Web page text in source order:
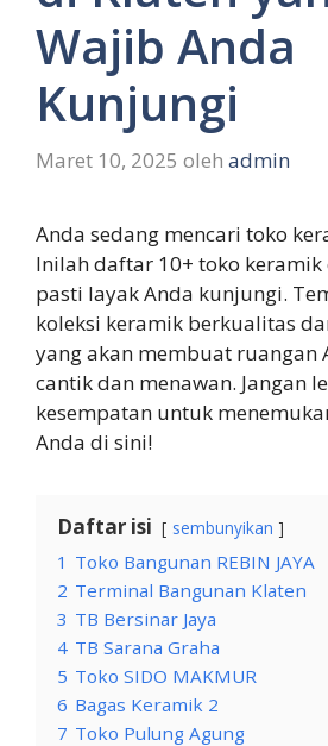
Wajib Anda
Kunjungi
Maret 10, 2025 oleh admin
Anda sedang mencari toko
Inilah daftar 10+ toko keramik
pasti layak Anda kunjungi.
koleksi keramik berkualitas
yang akan membuat ruangan
cantik dan menawan. Jangan
kesempatan untuk
Anda di sini!
Daftar isi sembunyikan
1 Toko Bangunan REBIN JAYA
2 Terminal Bangunan Klaten
3 TB Bersinar Jaya
4 TB Sarana Graha
5 Toko SIDO MAKMUR
6 Bagas Keramik 2
7 Toko Pulung Agung